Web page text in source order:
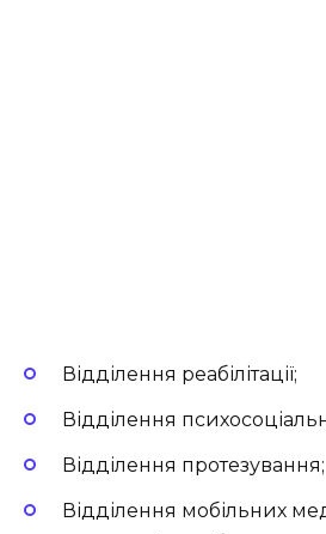
Відділення реабілітації;
Відділення
Відділення протезування;
Відділення мобільних